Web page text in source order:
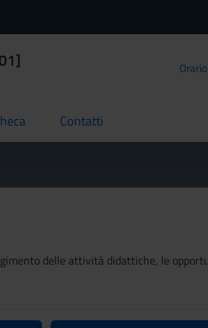
Orario
Contatti
current
delle attività didattiche, le